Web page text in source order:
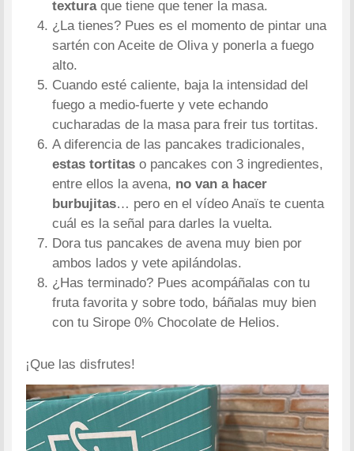
texturaque tiene que tener la masa.
¿La tienes? Pues es el momento de pintar una
sartén con Aceite de Oliva y ponerla a fuego
alto.
Cuando esté caliente, baja la intensidad del
fuego a medio-fuerte y vete echando
cucharadas de la masa para freir tus tortitas.
A diferencia de las pancakes tradicionales,
estas tortitas o pancakes con 3 ingredientes,
entre ellos la avena, no van a hacer
burbujitas… pero en el vídeo Anaïs te cuenta
cuál es la señal para darles la vuelta.
Dora tus pancakes de avena muy bien por
ambos lados y vete apilándolas.
¿Has terminado? Pues acompáñalas con tu
fruta favorita y sobre todo, báñalas muy bien
con tu Sirope 0% Chocolate de Helios.
¡Que las disfrutes!